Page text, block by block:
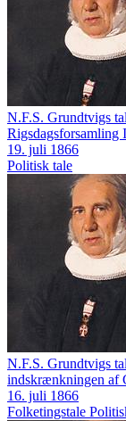
N.F.S. Grundtvigs
Rigsdagsforsamling
19. juli 1866
Politisk tale
N.F.S. Grundtvigs
indskrænkningen af
16. juli 1866
Folketingstale